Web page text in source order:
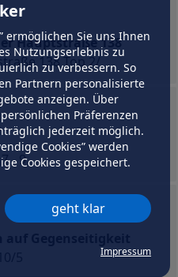
ermöglichen Sie uns Ihnen
Nutzungserlebnis zu
zu verbessern. So
Partnern personalisierte
anzeigen. Über
Präferenzen
jederzeit möglich.
Cookies” werden
Cookies gespeichert.
geht klar
Impressum
Hauptstraße 138
138 Top 2/
- 9
auf Gegenseitigkeit
5